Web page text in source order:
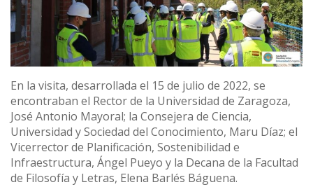
En la visita, desarrollada el 15 de julio de 2022, se
encontraban el Rector de la Universidad de Zaragoza,
José Antonio Mayoral; la Consejera de Ciencia,
Universidad y Sociedad del Conocimiento, Maru Díaz; el
Vicerrector de Planificación, Sostenibilidad e
Infraestructura, Ángel Pueyo y la Decana de la Facultad
de Filosofía y Letras, Elena Barlés Báguena.